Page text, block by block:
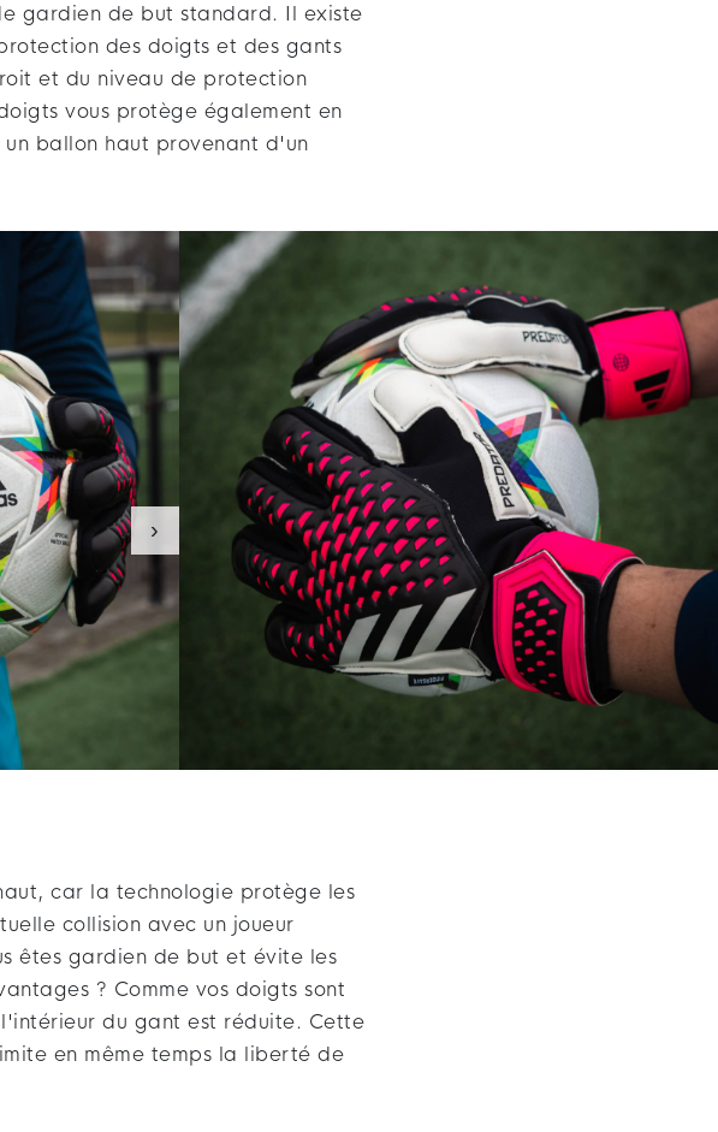
gardien de but standard. Il existe
des doigts et des gants
et du niveau de protection
vous protège également en
ballon haut provenant d'un
›
car la technologie protège les
collision avec un joueur
êtes gardien de but et évite les
? Comme vos doigts sont
du gant est réduite. Cette
en même temps la liberté de